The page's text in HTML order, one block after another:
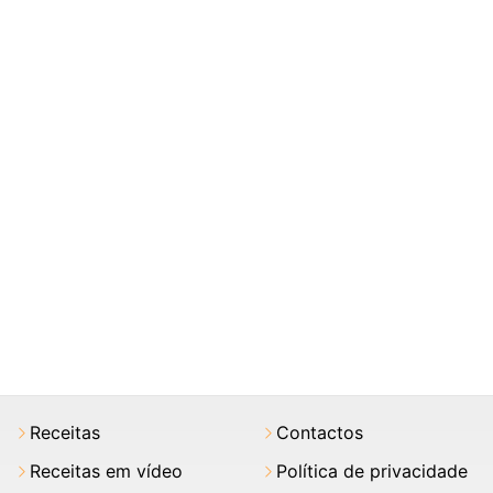
Receitas
Receitas em vídeo
Contactos
Política de privacidade